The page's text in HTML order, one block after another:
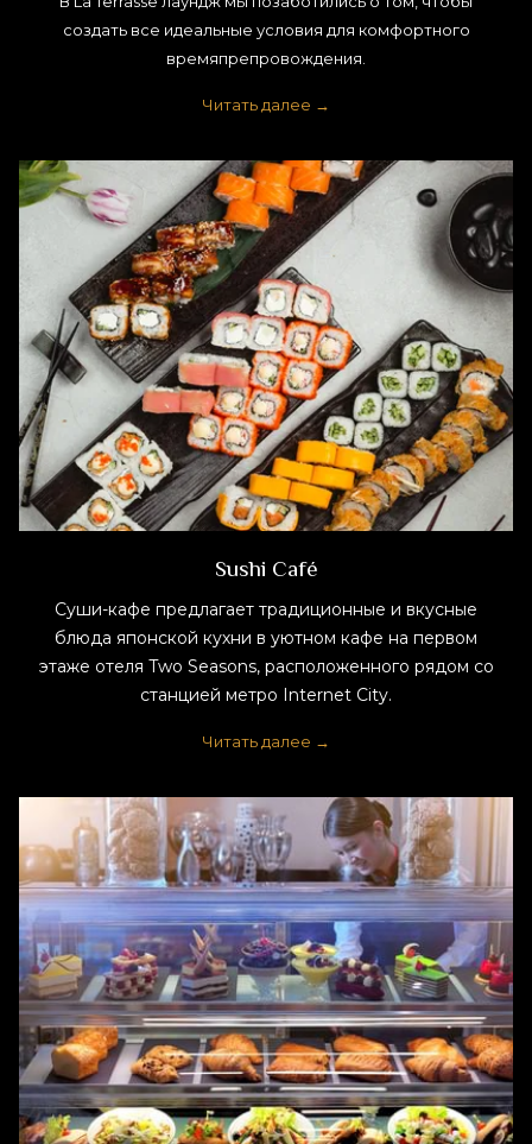
создать все идеальные условия для комфортного
времяпрепровождения.
Читать далее
Sushi Café
Суши-кафе предлагает традиционные и вкусные
блюда японской кухни в уютном кафе на первом
этаже отеля Two Seasons, расположенного рядом со
станцией метро Internet City.
Читать далее